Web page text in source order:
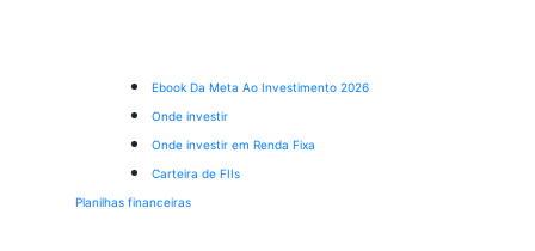
Ebook Da Meta Ao Investimento 2026
Onde investir
Onde investir em Renda Fixa
Carteira de FIIs
Planilhas financeiras